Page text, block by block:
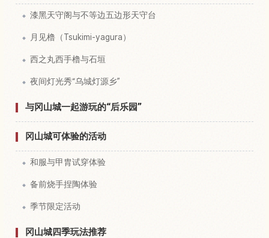
漆黑天守阁与不等边五边形天守台
月见橹（Tsukimi-yagura）
西之丸西手橹与石垣
夜间灯光秀“乌城灯源乡”
与冈山城一起游玩的“后乐园”
冈山城可体验的活动
和服与甲胄试穿体验
备前烧手捏陶体验
季节限定活动
冈山城四季玩法推荐